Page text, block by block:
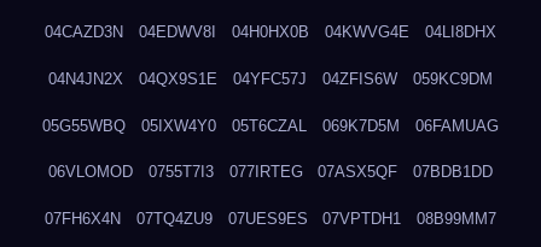
04CAZD3N 04EDWV8I 04H0HX0B 04KWVG4E 04LI8DHX
04N4JN2X 04QX9S1E 04YFC57J 04ZFIS6W 059KC9DM
05G55WBQ 05IXW4Y0 05T6CZAL 069K7D5M 06FAMUAG
06VLOMOD 0755T7I3 077IRTEG 07ASX5QF 07BDB1DD
07FH6X4N 07TQ4ZU9 07UES9ES 07VPTDH1 08B99MM7